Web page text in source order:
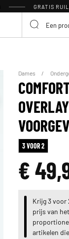
GRATIS
Dames
3 VOOR 2
€
Krijg 3 voor
prijs van
artikelen